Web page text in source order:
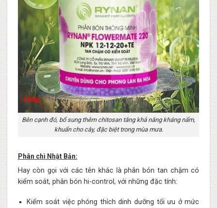
Bên cạnh đó, bổ sung thêm chitosan tăng khả năng kháng nấm,
khuẩn cho cây, đặc biệt trong mùa mưa.
Phân chì Nhật Bản:
Hay còn gọi với các tên khác là phân bón tan chậm có
kiểm soát, phân bón hi-control, với những đặc tính:
Kiểm soát việc phóng thích dinh dưỡng tối ưu ở mức